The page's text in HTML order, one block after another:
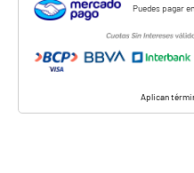
Puedes pagar en
Aplican